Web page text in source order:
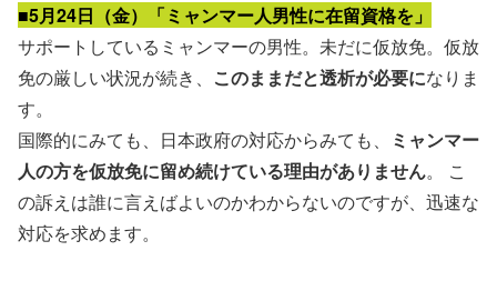
■5月24日（金）「ミャンマー人男性に在留資格を」
サポートしているミャンマーの男性。未だに仮放免。仮放
免の厳しい状況が続き、 このままだと透析が必要になりま
す。
国際的にみても、日本政府の対応からみても、
ミャンマー
人の方を仮放免に留め続けている理由がありません。 こ
の訴えは誰に言えばよいのかわからないのですが、迅速な
対応を求めます。